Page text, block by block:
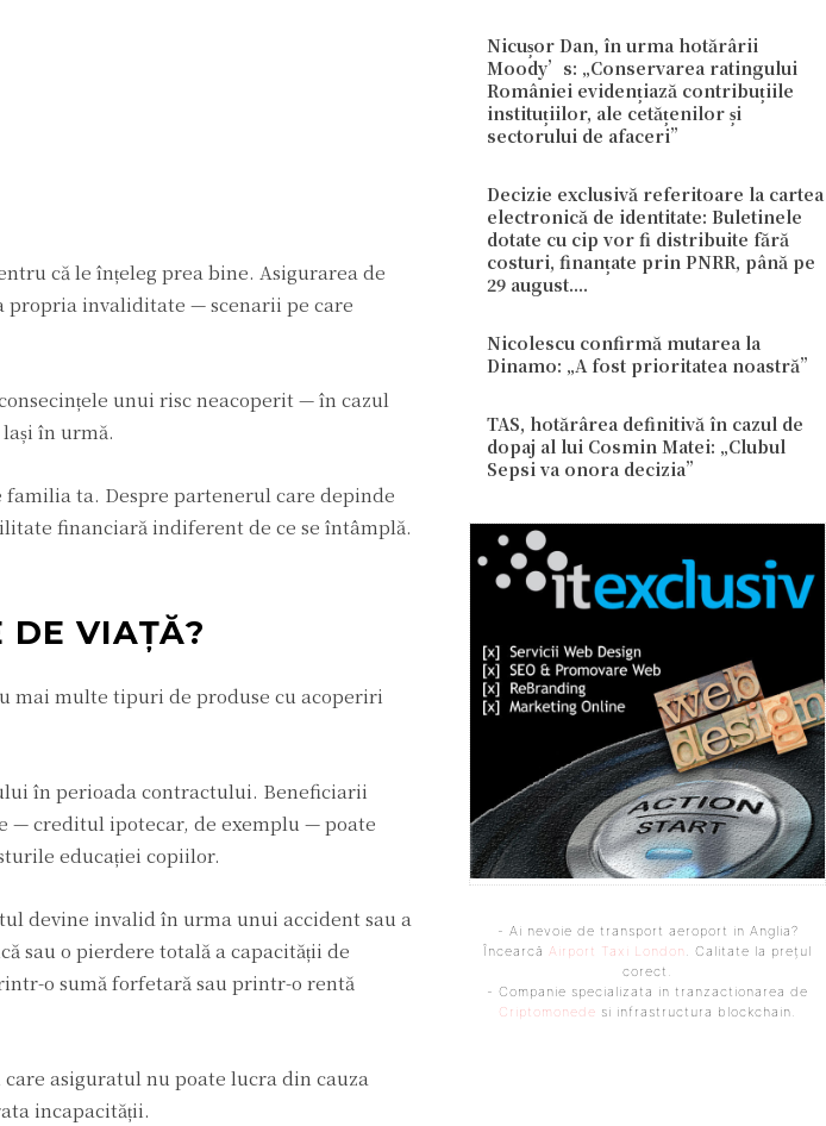
că le înțeleg prea bine. Asigurarea de
propria invaliditate — scenarii pe care
unui risc neacoperit — în cazul
în urmă.
familia ta. Despre partenerul care depinde
financiară indiferent de ce se întâmplă.
DE VIAȚĂ?
mai multe tipuri de produse cu acoperiri
în perioada contractului. Beneficiarii
— creditul ipotecar, de exemplu — poate
educației copiilor.
devine invalid în urma unui accident sau a
sau o pierdere totală a capacității de
o sumă forfetară sau printr-o rentă
asiguratul nu poate lucra din cauza
incapacității.
Nicușor Dan, în urma hotărârii
Moody’s: „Conservarea ratingului
României evidențiază contribuțiile
instituțiilor, ale cetățenilor și
sectorului de afaceri”
Decizie exclusivă referitoare la cartea
electronică de identitate: Buletinele
dotate cu cip vor fi distribuite fără
costuri, finanțate prin PNRR, până pe
29 august....
Nicolescu confirmă mutarea la
Dinamo: „A fost prioritatea noastră”
TAS, hotărârea definitivă în cazul de
dopaj al lui Cosmin Matei: „Clubul
Sepsi va onora decizia”
- Ai nevoie de transport aeroport in Anglia?
Încearcă Airport Taxi London . Calitate la prețul
corect.
- Companie specializata in tranzactionarea de
Criptomonede si infrastructura blockchain.